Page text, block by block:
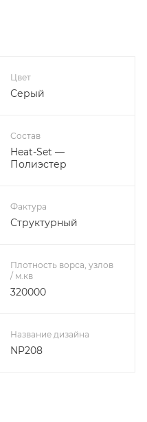
Цвет
Серый
Состав
Heat-Set —
Полиэстер
Фактура
Структурный
Плотность ворса, узлов
/ м.кв
320000
Название дизайна
NP208